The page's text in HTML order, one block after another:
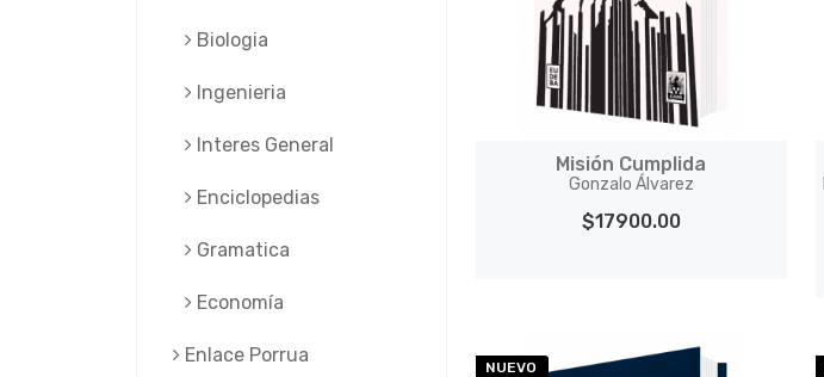
Misión Cumplida
Gonzalo Álvarez
$17900.00
NUEVO
Biologia
Ingenieria
Interes General
Enciclopedias
Gramatica
Economía
Enlace Porrua